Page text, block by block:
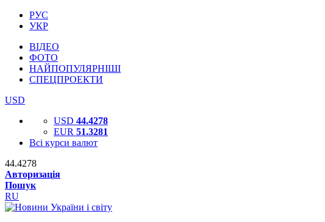
РУС
УКР
ВІДЕО
ФОТО
НАЙПОПУЛЯРНІШІ
СПЕЦПРОЕКТИ
USD
USD 44.4278
EUR 51.3281
Всі курси валют
44.4278
Авторизація
Пошук
RU